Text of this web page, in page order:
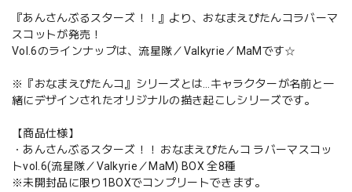
『あんさんぶるスターズ！！』より、おなまえぴたんコラバーマ
スコットが発売！
Vol.6のラインナップは、流星隊／Valkyrie／MaMです☆
※『おなまえぴたんコ』シリーズとは…キャラクターが名前と一
緒にデザインされたオリジナルの描き起こしシリーズです。
【商品仕様】
・あんさんぶるスターズ！！ おなまえぴたんコ ラバーマスコッ
トvol.6(流星隊／Valkyrie／MaM) BOX 全8種
※未開封品に限り1BOXでコンプリートできます。